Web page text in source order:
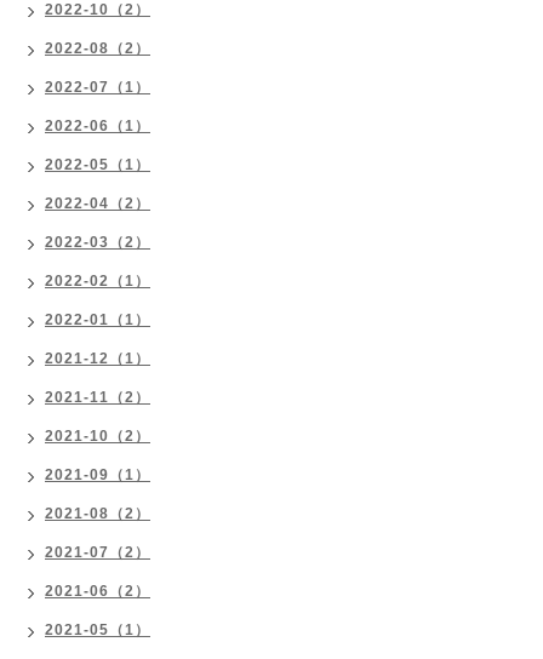
2022-10（2）
2022-08（2）
2022-07（1）
2022-06（1）
2022-05（1）
2022-04（2）
2022-03（2）
2022-02（1）
2022-01（1）
2021-12（1）
2021-11（2）
2021-10（2）
2021-09（1）
2021-08（2）
2021-07（2）
2021-06（2）
2021-05（1）